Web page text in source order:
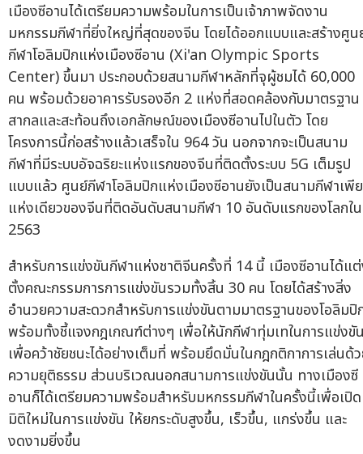
เมืองซีอานได้เตรียมความพร้อมในการเป็นเจ้าภาพจัดงาน
มหกรรมกีฬาที่ยิ่งใหญ่ที่สุดของจีน โดยได้ออกแบบและสร้างศูน
กีฬาโอลิมปิกแห่งเมืองซีอาน (Xi'an Olympic Sports
Center) ขึ้นมา ประกอบด้วยสนามกีฬาหลักที่จุผู้ชมได้ 60,000
คน พร้อมด้วยอาคารรับรองอีก 2 แห่งที่สอดคล้องกับมาตรฐาน
สากลและสะท้อนถึงเอกลักษณ์ของเมืองซีอานไปในตัว โดย
โครงการนี้ก่อสร้างแล้วเสร็จใน 964 วัน นอกจากจะเป็นสนาม
กีฬาที่มีระบบอัจฉริยะแห่งแรกของจีนที่ติดตั้งระบบ 5G เต็มรูป
แบบแล้ว ศูนย์กีฬาโอลิมปิกแห่งเมืองซีอานยังเป็นสนามกีฬาเพี
แห่งเดียวของจีนที่ติดอันดับสนามกีฬา 10 อันดับแรกของโลกใ
2563
สำหรับการแข่งขันกีฬาแห่งชาติจีนครั้งที่ 14 นี้ เมืองซีอานได้แ
ตั้งคณะกรรมการการแข่งขันรวมทั้งสิ้น 30 คน โดยได้สร้างสิ่ง
อำนวยความสะดวกสำหรับการแข่งขันตามมาตรฐานของโอลิมปิ
พร้อมทั้งชี้แจงกฎเกณฑ์ต่างๆ เพื่อให้นักกีฬาทุ่มเทในการแข่งขั
เพื่อคว้าชัยชนะได้อย่างเต็มที่ พร้อมยึดมั่นในกฎกติกาการเล่นด้
ความยุติธรรม ส่วนบริเวณนอกสนามการแข่งขันนั้น ทางเมืองซี
อานก็ได้เตรียมความพร้อมสำหรับมหกรรมกีฬาในครั้งนี้เพื่อเปิด
มิติใหม่ในการแข่งขัน ให้ยกระดับสูงขึ้น, เร็วขึ้น, แกร่งขึ้น และ
งดงามยิ่งขึ้น